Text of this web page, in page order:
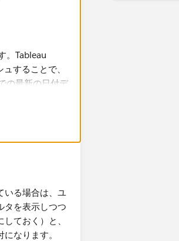
いる場合は、ユ
タを表示しつつ
ておく）と、
なります。